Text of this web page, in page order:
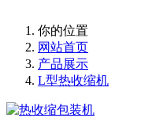
你的位置
网站首页
产品展示
L型热收缩机